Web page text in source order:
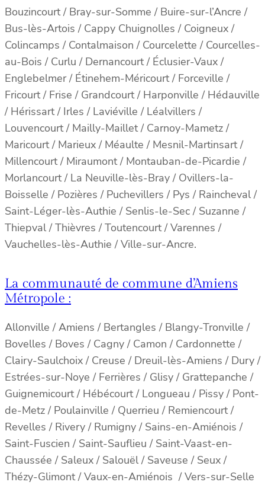
Bouzincourt / Bray-sur-Somme / Buire-sur-l’Ancre /
Bus-lès-Artois / Cappy Chuignolles / Coigneux /
Colincamps / Contalmaison / Courcelette / Courcelles-
au-Bois / Curlu / Dernancourt / Éclusier-Vaux /
Englebelmer / Étinehem-Méricourt / Forceville /
Fricourt / Frise / Grandcourt / Harponville / Hédauville
/ Hérissart / Irles / Laviéville / Léalvillers /
Louvencourt / Mailly-Maillet / Carnoy-Mametz /
Maricourt / Marieux / Méaulte / Mesnil-Martinsart /
Millencourt / Miraumont / Montauban-de-Picardie /
Morlancourt / La Neuville-lès-Bray / Ovillers-la-
Boisselle / Pozières / Puchevillers / Pys / Raincheval /
Saint-Léger-lès-Authie / Senlis-le-Sec / Suzanne /
Thiepval / Thièvres / Toutencourt / Varennes /
Vauchelles-lès-Authie / Ville-sur-Ancre.
La communauté de commune d’Amiens
Métropole :
Allonville / Amiens / Bertangles / Blangy-Tronville /
Bovelles / Boves / Cagny / Camon / Cardonnette /
Clairy-Saulchoix / Creuse / Dreuil-lès-Amiens / Dury /
Estrées-sur-Noye / Ferrières / Glisy / Grattepanche /
Guignemicourt / Hébécourt / Longueau / Pissy / Pont-
de-Metz / Poulainville / Querrieu / Remiencourt /
Revelles / Rivery / Rumigny / Sains-en-Amiénois /
Saint-Fuscien / Saint-Sauflieu / Saint-Vaast-en-
Chaussée / Saleux / Salouël / Saveuse / Seux /
Thézy-Glimont / Vaux-en-Amiénois / Vers-sur-Selle